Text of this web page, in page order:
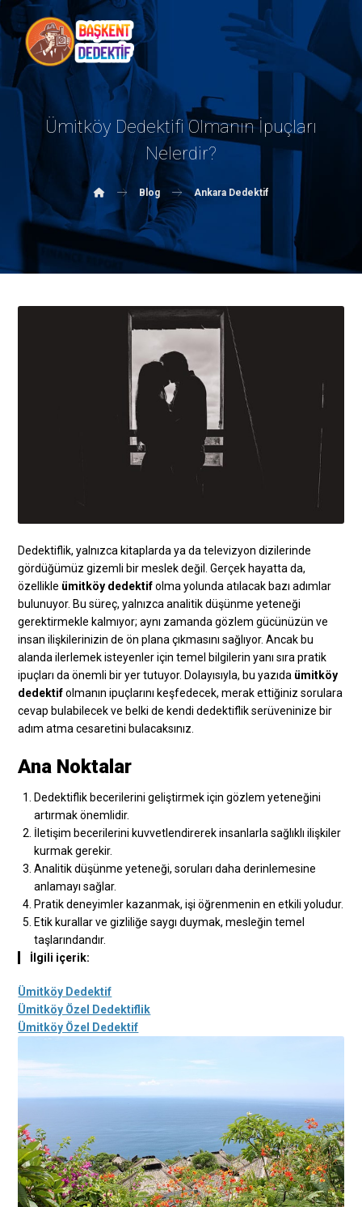
Ümitköy Dedektifi Olmanın İpuçları
Nelerdir?
Blog Ankara Dedektif
Dedektiflik, yalnızca kitaplarda ya da televizyon dizilerinde
gördüğümüz gizemli bir meslek değil. Gerçek hayatta da,
özellikle ümitköy dedektifolma yolunda atılacak bazı adımlar
bulunuyor. Bu süreç, yalnızca analitik düşünme yeteneği
gerektirmekle kalmıyor; aynı zamanda gözlem gücünüzün ve
insan ilişkilerinizin de ön plana çıkmasını sağlıyor. Ancak bu
alanda ilerlemek isteyenler için temel bilgilerin yanı sıra pratik
ipuçları da önemli bir yer tutuyor. Dolayısıyla, bu yazıda ümitköy
dedektifolmanın ipuçlarını keşfedecek, merak ettiğiniz sorulara
cevap bulabilecek ve belki de kendi dedektiflik serüveninize bir
adım atma cesaretini bulacaksınız.
Ana Noktalar
Dedektiflik becerilerini geliştirmek için gözlem yeteneğini
artırmak önemlidir.
İletişim becerilerini kuvvetlendirerek insanlarla sağlıklı ilişkiler
kurmak gerekir.
Analitik düşünme yeteneği, soruları daha derinlemesine
anlamayı sağlar.
Pratik deneyimler kazanmak, işi öğrenmenin en etkili yoludur.
Etik kurallar ve gizliliğe saygı duymak, mesleğin temel
taşlarındandır.
İlgili içerik:
Ümitköy Dedektif
Ümitköy Özel Dedektiflik
Ümitköy Özel Dedektif